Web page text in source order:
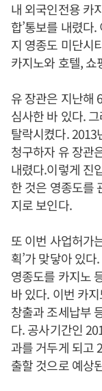
내 외국인전용 카
합’통보를 내렸다
지 영종도 미단시
카지노와 호텔, 쇼
유 장관은 지난해
심사한 바 있다.
탈락시켰다. 2013
청구하자 유 장관
내렸다.이렇게 진
한 것은 영종도를
지로 보인다.
또 이번 사업허가
획’가 맞닿아 있다
영종도를 카지노
바 있다. 이번 카
창출과 조세납부
다. 공사기간인
과를 거두게 되고
출할 것으로 예상